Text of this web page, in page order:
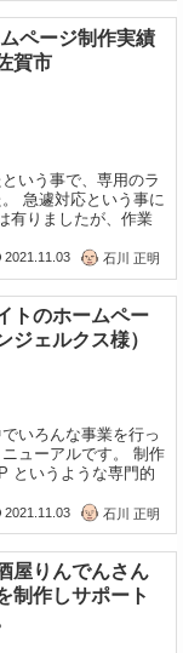
ページ制作実績
賀市
いう事で、専用のラ
急遽対応という事に
有りましたが、作業
2021.11.03 石川 正明
トのホームペー
ジェルクス様）
いろんな事業を行っ
ューアルです。 制作
というような専門的
2021.11.03 石川 正明
屋りんでんさん
制作しサポート